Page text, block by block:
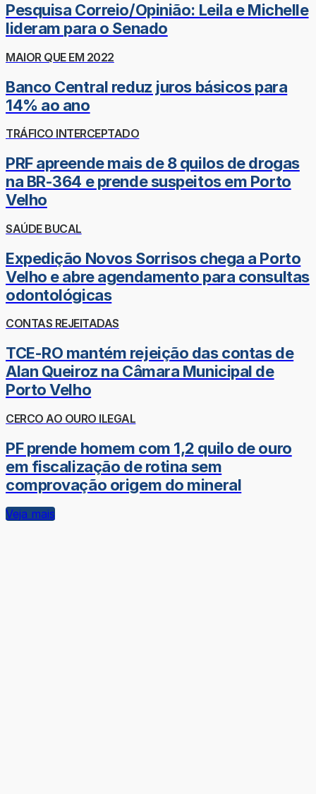
Pesquisa Correio/Opinião: Leila e Michelle
lideram para o Senado
MAIOR QUE EM 2022
Banco Central reduz juros básicos para
14% ao ano
TRÁFICO INTERCEPTADO
PRF apreende mais de 8 quilos de drogas
na BR-364 e prende suspeitos em Porto
Velho
SAÚDE BUCAL
Expedição Novos Sorrisos chega a Porto
Velho e abre agendamento para consultas
odontológicas
CONTAS REJEITADAS
TCE-RO mantém rejeição das contas de
Alan Queiroz na Câmara Municipal de
Porto Velho
CERCO AO OURO ILEGAL
PF prende homem com 1,2 quilo de ouro
em fiscalização de rotina sem
comprovação origem do mineral
Veja mais